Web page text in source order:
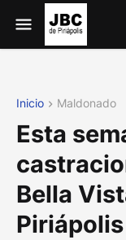
Inicio Maldonado
Esta
Bella
Piriápolis